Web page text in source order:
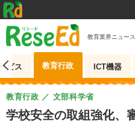
教育業界ニュース
ビス 教育行政 ICT機器
学校安全の取組強化、
教育行政 文部科学省